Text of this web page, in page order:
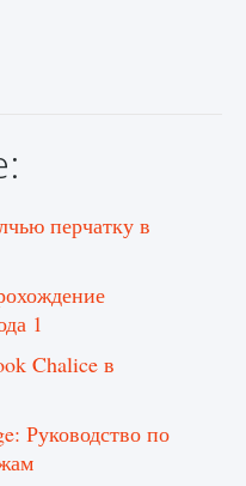
перчатку в
1
Chalice в
Руководство по